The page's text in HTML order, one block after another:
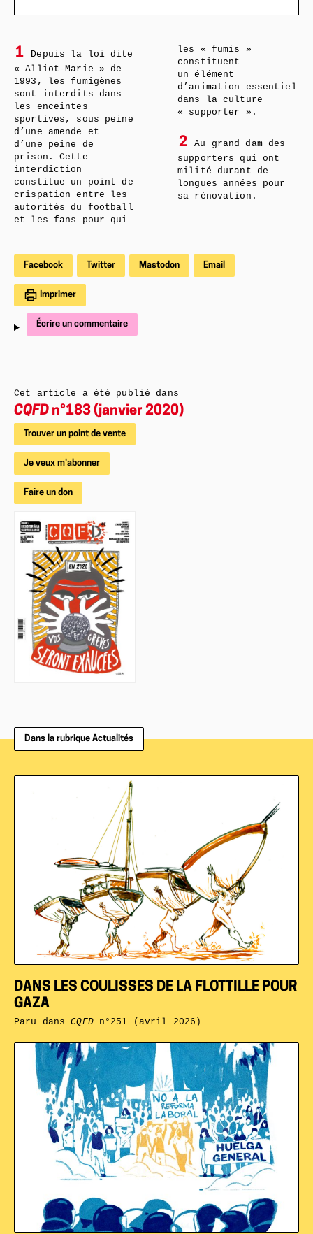
1
Depuis la loi dite
« Alliot-Marie » de
1993, les fumigènes
sont interdits dans
les enceintes
sportives, sous peine
d’une amende et
d’une peine de
prison. Cette
interdiction
constitue un point de
crispation entre les
autorités du football
et les fans pour qui
les « fumis »
constituent
un élément
d’animation essentiel
dans la culture
« supporter ».
2
Au grand dam des
supporters qui ont
milité durant de
longues années pour
sa rénovation.
Facebook Twitter Mastodon Email
Imprimer
Écrire un commentaire
Cet article a été publié dans
CQFD n°183 (janvier 2020)
Trouver un point de vente
Je veux m'abonner
Faire un don
Dans la rubrique Actualités
DANS LES COULISSES DE LA FLOTTILLE POUR
GAZA
Paru dansCQFDn°251 (avril 2026)